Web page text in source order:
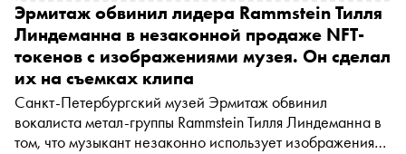
Эрмитаж обвинил лидера Rammstein Тилля
Линдеманна в незаконной продаже NFT-
токенов с изображениями музея. Он сделал
их на съемках клипа
Санкт-Петербургский музей Эрмитаж обвинил
вокалиста метал-группы Rammstein Тилля Линдеманна в
том, что музыкант незаконно использует изображения